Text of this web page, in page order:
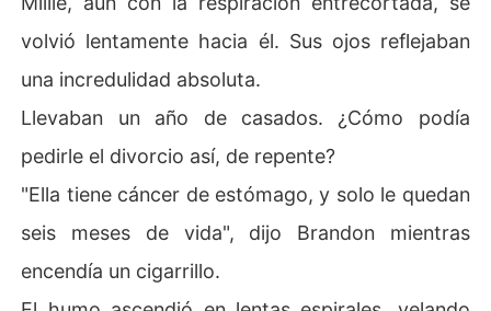
volvió lentamente hacia él. Sus ojos reflejaban
una incredulidad absoluta.
Llevaban un año de casados. ¿Cómo podía
pedirle el divorcio así, de repente?
"Ella tiene cáncer de estómago, y solo le quedan
seis meses de vida", dijo Brandon mientras
encendía un cigarrillo.